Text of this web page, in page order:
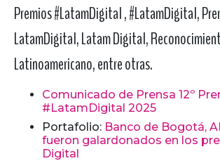
Premios #LatamDigital , #LatamDigital,
LatamDigital, Latam Digital,
Latinoamericano, entre otras.
Comunicado de Prensa 12º
#LatamDigital 2025
Portafolio: Banco de Bogotá,
fueron galardonados en los
Digital